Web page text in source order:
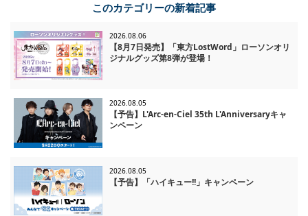
このカテゴリーの新着記事
2026.08.06
【8月7日発売】「東方LostWord」ローソンオリ
ジナルグッズ第8弾が登場！
2026.08.05
【予告】L'Arc-en-Ciel 35th L'Anniversaryキャ
ンペーン
2026.08.05
【予告】「ハイキュー!!」キャンペーン